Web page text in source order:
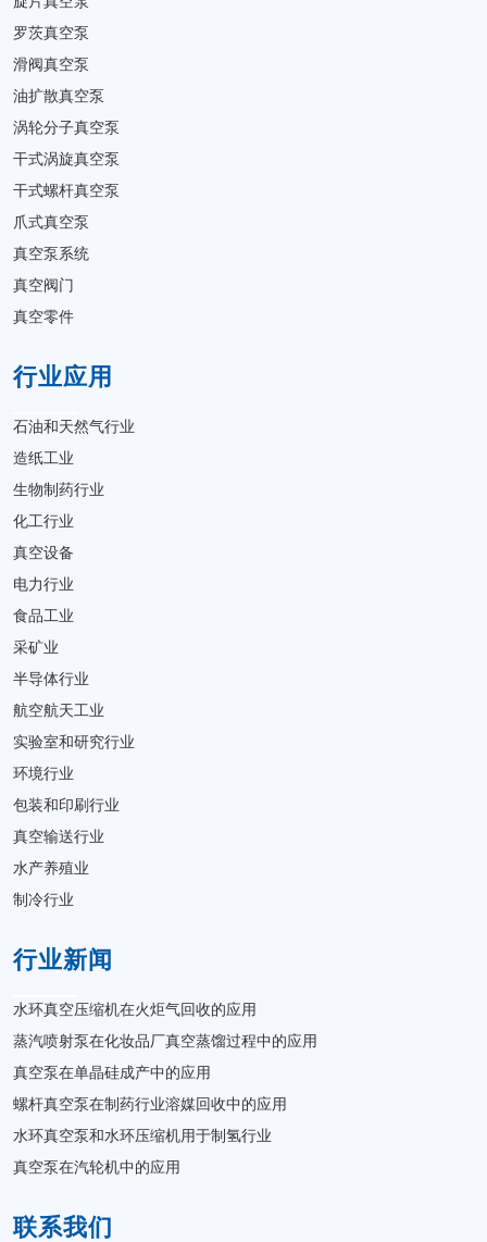
罗茨真空泵
滑阀真空泵
油扩散真空泵
涡轮分子真空泵
干式涡旋真空泵
干式螺杆真空泵
爪式真空泵
真空泵系统
真空阀门
真空零件
行业应用
石油和天然气行业
造纸工业
生物制药行业
化工行业
真空设备
电力行业
食品工业
采矿业
半导体行业
航空航天工业
实验室和研究行业
环境行业
包装和印刷行业
真空输送行业
水产养殖业
制冷行业
行业新闻
水环真空压缩机在火炬气回收的应用
蒸汽喷射泵在化妆品厂真空蒸馏过程中的应用
真空泵在单晶硅成产中的应用
螺杆真空泵在制药行业溶媒回收中的应用
水环真空泵和水环压缩机用于制氢行业
真空泵在汽轮机中的应用
联系我们